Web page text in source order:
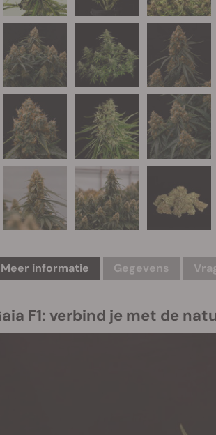
Meer informatie Gegevens
F1: verbind je met de